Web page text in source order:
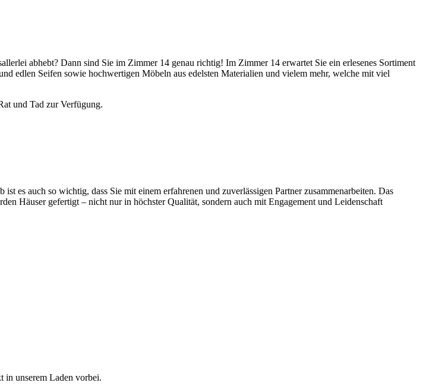
abhebt? Dann sind Sie im Zimmer 14 genau richtig! Im Zimmer 14 erwartet Sie ein erlesenes Sortiment
edlen Seifen sowie hochwertigen Möbeln aus edelsten Materialien und vielem mehr, welche mit viel
und Tad zur Verfügung.
es auch so wichtig, dass Sie mit einem erfahrenen und zuverlässigen Partner zusammenarbeiten. Das
Häuser gefertigt – nicht nur in höchster Qualität, sondern auch mit Engagement und Leidenschaft
in unserem Laden vorbei.